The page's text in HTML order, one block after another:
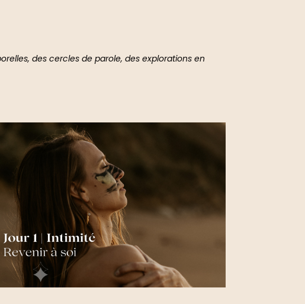
des cercles de parole, des explorations en